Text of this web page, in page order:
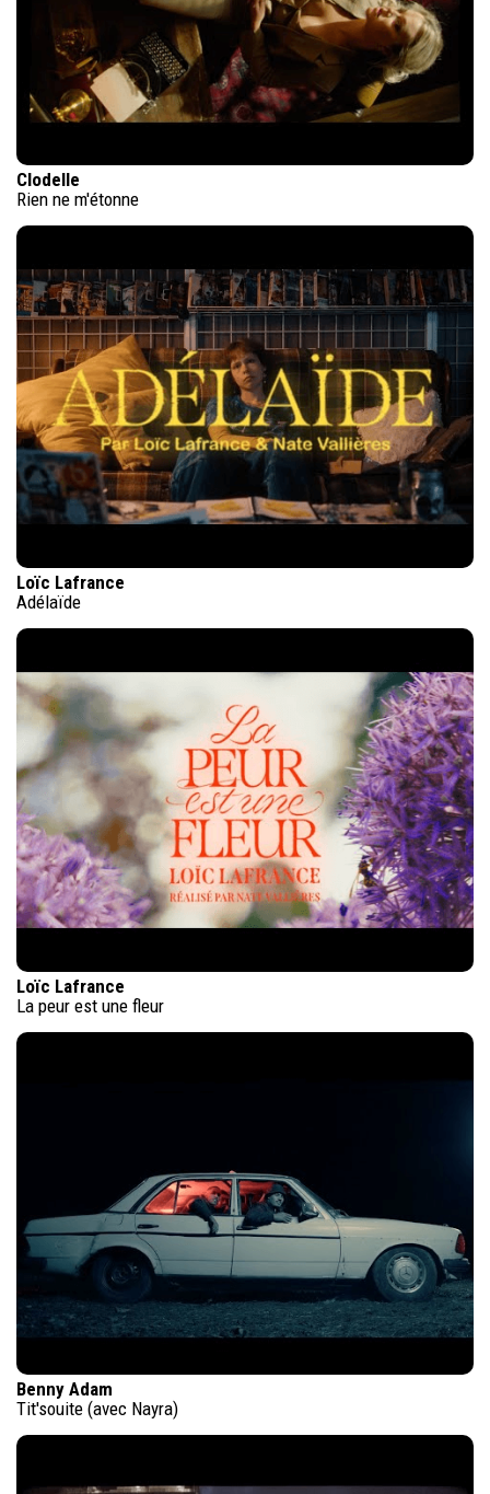
Clodelle
Rien ne m'étonne
Loïc Lafrance
Adélaïde
Loïc Lafrance
La peur est une fleur
Benny Adam
Tit'souite (avec Nayra)